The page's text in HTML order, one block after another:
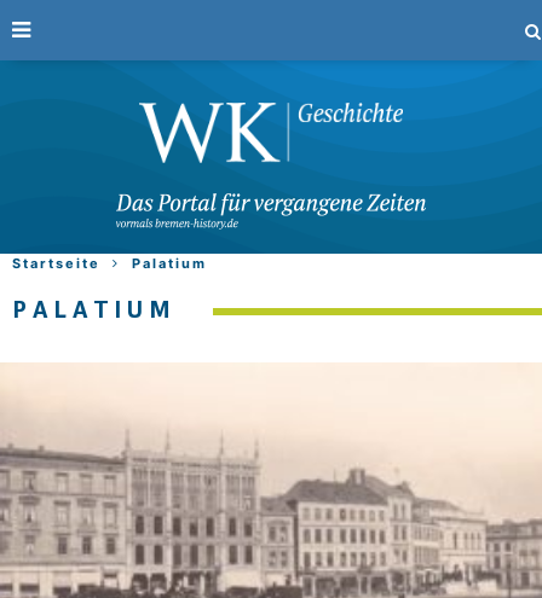
Startseite Palatium
PALATIUM